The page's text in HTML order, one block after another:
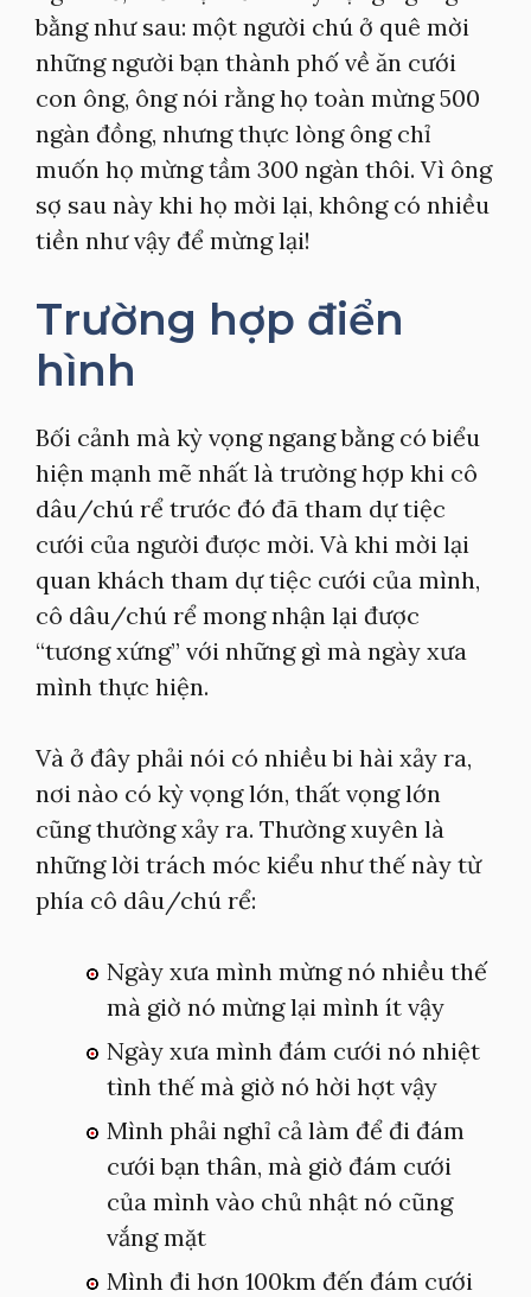
bằng như sau: một người chú ở quê mời
những người bạn thành phố về ăn cưới
con ông, ông nói rằng họ toàn mừng 500
ngàn đồng, nhưng thực lòng ông chỉ
muốn họ mừng tầm 300 ngàn thôi. Vì ông
sợ sau này khi họ mời lại, không có nhiều
tiền như vậy để mừng lại!
Trường hợp điển
hình
Bối cảnh mà kỳ vọng ngang bằng có biểu
hiện mạnh mẽ nhất là trường hợp khi cô
dâu/chú rể trước đó đã tham dự tiệc
cưới của người được mời. Và khi mời lại
quan khách tham dự tiệc cưới của mình,
cô dâu/chú rể mong nhận lại được
“tương xứng” với những gì mà ngày xưa
mình thực hiện.
Và ở đây phải nói có nhiều bi hài xảy ra,
nơi nào có kỳ vọng lớn, thất vọng lớn
cũng thường xảy ra. Thường xuyên là
những lời trách móc kiểu như thế này từ
phía cô dâu/chú rể:
Ngày xưa mình mừng nó nhiều thế
mà giờ nó mừng lại mình ít vậy
Ngày xưa mình đám cưới nó nhiệt
tình thế mà giờ nó hời hợt vậy
Mình phải nghỉ cả làm để đi đám
cưới bạn thân, mà giờ đám cưới
của mình vào chủ nhật nó cũng
vắng mặt
Mình đi hơn 100km đến đám cưới